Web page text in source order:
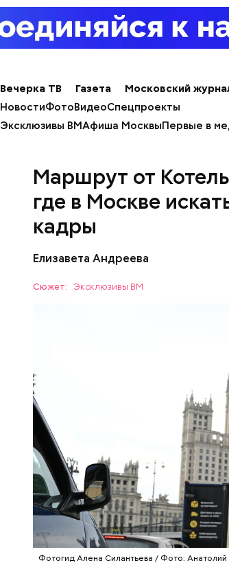
Вечерка ТВ Газета Московский
НовостиФотоВидеоСпецпроекты
Эксклюзивы ВМАфиша МосквыПервые в
Маршрут от
где в Москве
кадры
Елизавета Андреева
Сюжет: Эксклюзивы ВМ
Фотогид Алена Силантьева / Фото: